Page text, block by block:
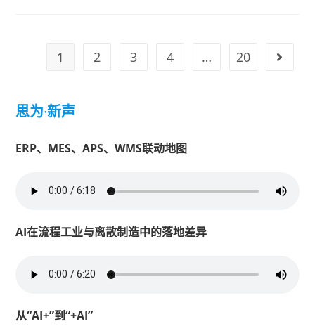
1 2 3 4 … 20
思为·新声
ERP、MES、APS、WMS联动地图
AI在流程工业与离散制造中的落地差异
从“AI+”到“+AI”